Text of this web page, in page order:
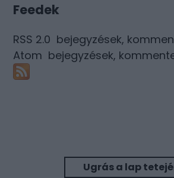
Feedek
RSS 2.0 bejegyzések,
Atom bejegyzések,
Ugrás a lap